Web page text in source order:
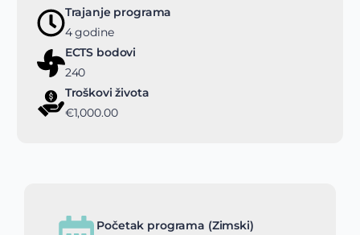
Trajanje programa
4 godine
ECTS bodovi
240
Troškovi života
€1,000.00
Početak programa (Zimski)